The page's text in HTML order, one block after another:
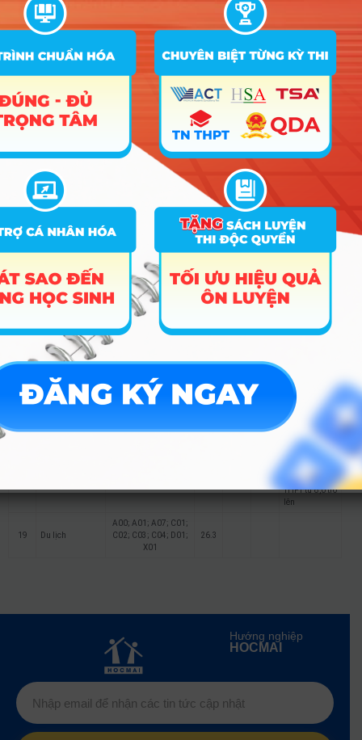
Thương mại
Công nghệ sinh
học và Công
nghệ dược liệu
A00; A01; B00; B02;
X08; X13
10
phẩm và Chế
biến
C04; D01; D07; X01;
24 23
C02; C03; C04; D01;
X01
20 23
Xã hội học
C00; C01; C03; D01;
D14; D15; X03; X04;
22
13 Luật
D14; D15; X03; X04;
26.3
Môn Văn > 6.0
điểm
14
thông tin và Kỹ
thuật số
A00; A01; C01; C02;
C03; D01; X02; X03;
X04; X07; X08
22.6 23
Quản lý đất đai,
Môi trường
A00; A01; A07; C01;
C02; C03; C04; D01;
16
Khoa học Môi
C04; D01; D07; X01;
24 22
A01; D01; D09; D10;
Học lực lớp 12
từ giỏi trở lên
hoặc điềm xét
tốt nghiệp
THPT từ 8,0 trở
lên
19 Du lịch
A00; A01; A07; C01;
C02; C03; C04; D01;
X01
26.3
Hướng nghiệp
HOCMAI